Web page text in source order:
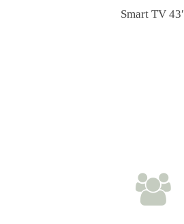
Smart TV 43′